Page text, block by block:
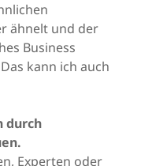
ähnelt und der
Business
kann ich auch
durch
Experten oder